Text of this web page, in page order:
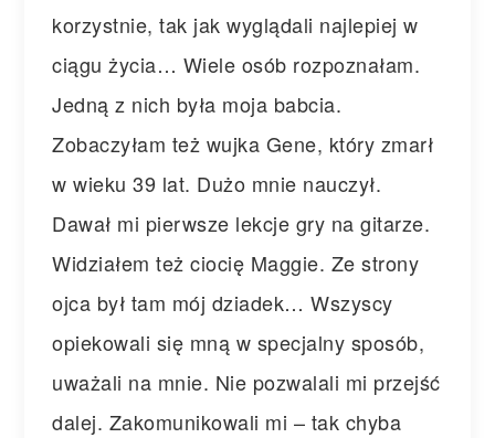
korzystnie, tak jak wyglądali najlepiej w
ciągu życia… Wiele osób rozpoznałam.
Jedną z nich była moja babcia.
Zobaczyłam też wujka Gene, który zmarł
w wieku 39 lat. Dużo mnie nauczył.
Dawał mi pierwsze lekcje gry na gitarze.
Widziałem też ciocię Maggie. Ze strony
ojca był tam mój dziadek… Wszyscy
opiekowali się mną w specjalny sposób,
uważali na mnie. Nie pozwalali mi przejść
dalej. Zakomunikowali mi – tak chyba